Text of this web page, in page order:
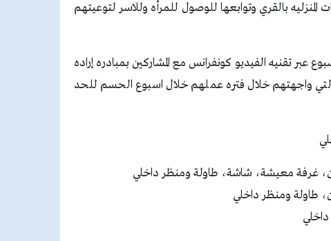
بالقري وتوابعها للوصول للمرأه وللاسر لتوعيتهم
عبر تقنيه الفيديو كونفرانس مع المشاركين بمبادره إراده
التي واجهتهم خلال فتره عملهم خلال اسبوع الحسم للحد